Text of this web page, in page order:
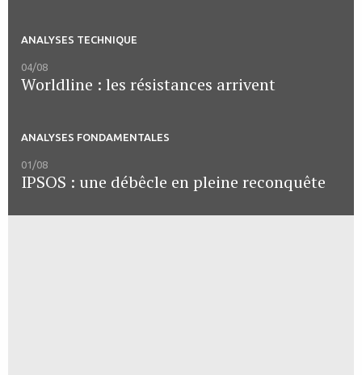
ANALYSES TECHNIQUE
04/08
Worldline : les résistances arrivent
ANALYSES FONDAMENTALES
01/08
IPSOS : une débêcle en pleine reconquête